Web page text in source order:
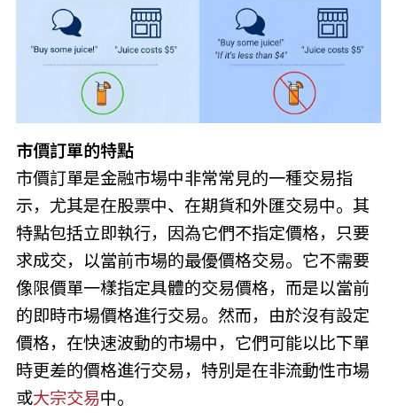
市價訂單的特點
市價訂單是金融市場中非常常見的一種交易指
示，尤其是在股票中、在期貨和外匯交易中。其
特點包括立即執行，因為它們不指定價格，只要
求成交，以當前市場的最優價格交易。它不需要
像限價單一樣指定具體的交易價格，而是以當前
的即時市場價格進行交易。然而，由於沒有設定
價格，在快速波動的市場中，它們可能以比下單
時更差的價格進行交易，特別是在非流動性市場
或大宗交易中。